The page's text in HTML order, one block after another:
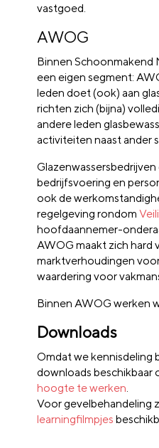
vastgoed.
AWOG
Binnen Schoonmakend
een eigen segment:
leden doet (ook) aan
richten zich (bijna)
andere leden
activiteiten naast ander
bedrijfsvoering en
ook de
regelgeving rondom
hoofdaannemer-
AWOG maakt zich hard
marktverhoudingen
waardering voor
Binnen AWOG werken
Downloads
Omdat we kennisdeling
downloads beschikbaar
hoogte te werken.
Voor gevelbehandeling
learningfilmpjes